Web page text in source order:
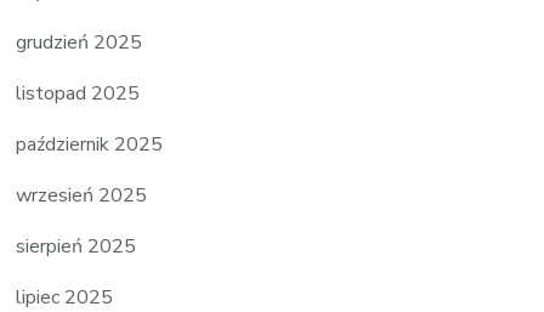
grudzień 2025
listopad 2025
październik 2025
wrzesień 2025
sierpień 2025
lipiec 2025